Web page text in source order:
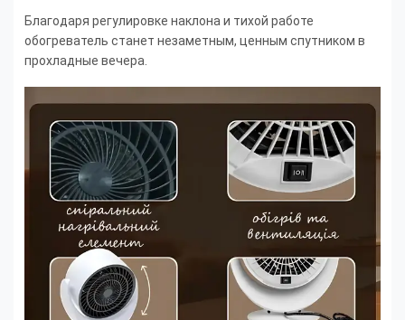
Благодаря регулировке наклона и тихой работе
обогреватель станет незаметным, ценным спутником в
прохладные вечера.